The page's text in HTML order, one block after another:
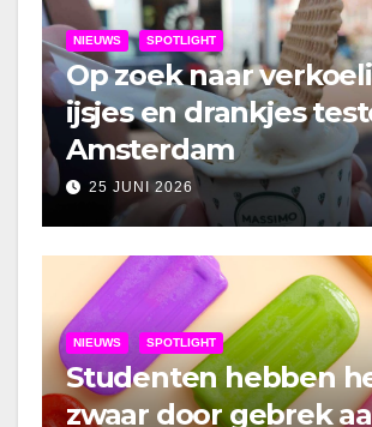
NIEUWS SPOTLIGHT
Op zoek naar
ijsjes en drankjes
Amsterdam
25 JUNI 2026
NIEUWS SPOTLIGHT
Studenten hebben
zwaar door gebrek